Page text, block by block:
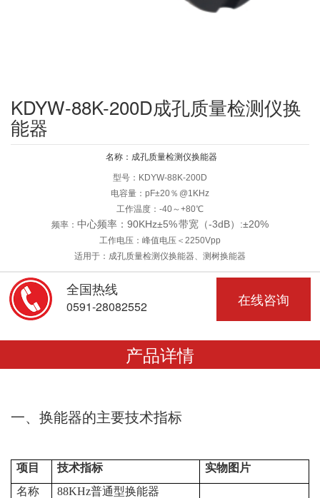
KDYW-88K-200D成孔质量检测仪换
能器
名称：成孔质量检测仪换能器
型号：KDYW-88K-200D
电容量：pF±20％ @1KHz
工作温度：-40～+80℃
频率： 中心频率：90KHz±5% 带宽（-3dB）:±20%
工作电压：峰值电压 ＜2250Vpp
适用于：成孔质量检测仪换能器、测树换能器
全国热线
0591-28082552 在线咨询
产品详情
一、换能器的主要技术指标
项目 技术指标
实物图片
名称
88KHz普通型换能器